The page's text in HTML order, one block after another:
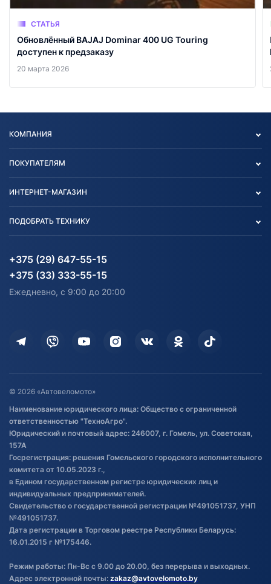
СТАТЬЯ
Обновлённый BAJAJ Dominar 400 UG Touring
доступен к предзаказу
20 марта 2026
КОМПАНИЯ
Блог
Карта сайта
ПОКУПАТЕЛЯМ
Согласие на обработку
Информация до получения
согласия на обработку
Дополнительные услуги
Оставить отзыв
Договор публичной оферты
Обработка файлов cookie
Постановка транспорта на учет
Обновления в ЭПТС 2024
ИНТЕРНЕТ-МАГАЗИН
Агротехника
Водный транспорт
Электротранспорт
ПОДОБРАТЬ ТЕХНИКУ
Агротехника
Электротранспорт
+375 (29) 647-55-15
+375 (33) 333-55-15
Ежедневно, с 9:00 до 20:00
© 2026 «Автовеломото»
Наименование юридического лица: Общество с ограниченной
ответственностью "ТехноАгро".
Юридический и почтовый адрес: 246007, г. Гомель, ул. Советская,
157А
Госрегистрация: решения Гомельского городского исполнительного
комитета от 10.05.2023 г.,
в Едином государственном регистре юридических лиц и
индивидуальных предпринимателей.
Свидетельство о государственной регистрации №491051737, УНП
№491051737.
Дата регистрации в Торговом реестре Республики Беларусь:
16.01.2015 г №175446.
Режим работы: Пн-Вс с 9.00 до 20.00, без перерыва и выходных.
Адрес электронной почты: zakaz@avtovelomoto.by